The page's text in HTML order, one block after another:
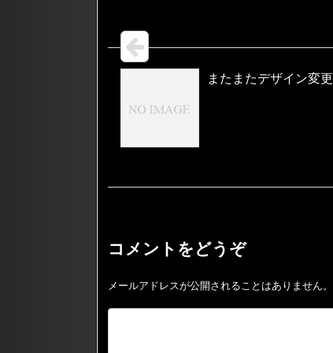
またまたデザイン変更
コメントをどうぞ
メールアドレスが公開されることはありません。